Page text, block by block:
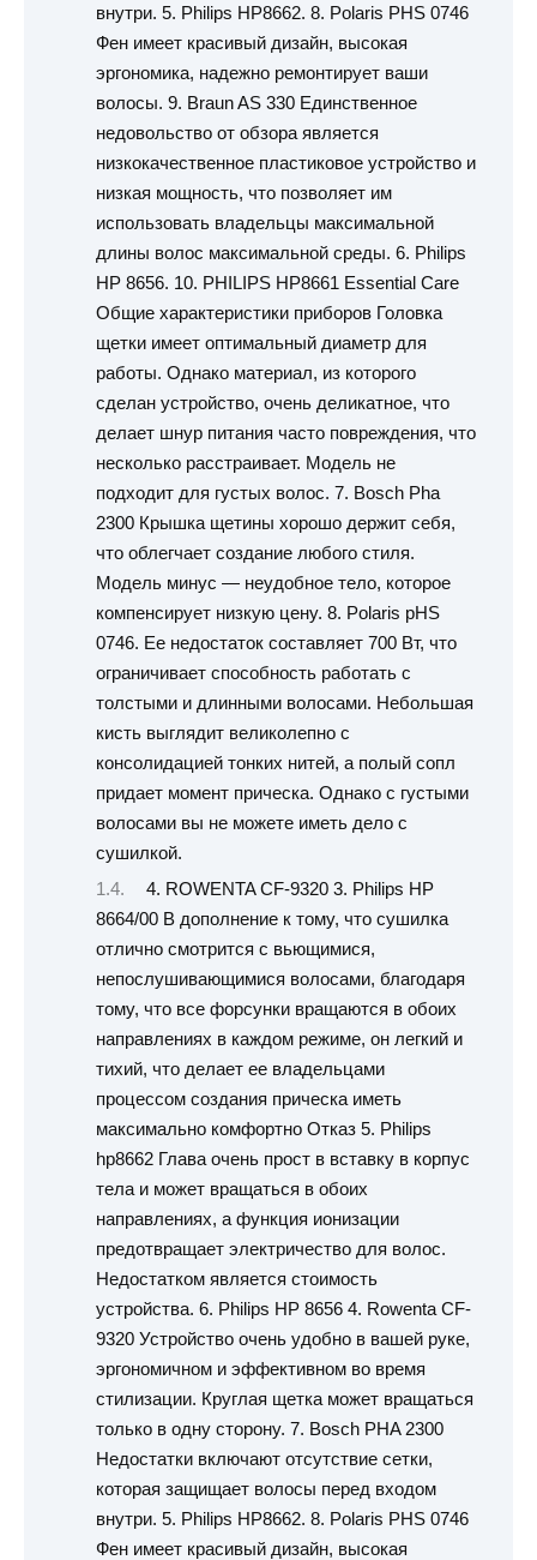
внутри. 5. Philips HP8662. 8. Polaris PHS 0746
Фен имеет красивый дизайн, высокая
эргономика, надежно ремонтирует ваши
волосы. 9. Braun AS 330 Единственное
недовольство от обзора является
низкокачественное пластиковое устройство и
низкая мощность, что позволяет им
использовать владельцы максимальной
длины волос максимальной среды. 6. Philips
HP 8656. 10. PHILIPS HP8661 Essential Care
Общие характеристики приборов Головка
щетки имеет оптимальный диаметр для
работы. Однако материал, из которого
сделан устройство, очень деликатное, что
делает шнур питания часто повреждения, что
несколько расстраивает. Модель не
подходит для густых волос. 7. Bosch Pha
2300 Крышка щетины хорошо держит себя,
что облегчает создание любого стиля.
Модель минус — неудобное тело, которое
компенсирует низкую цену. 8. Polaris pHS
0746. Ее недостаток составляет 700 Вт, что
ограничивает способность работать с
толстыми и длинными волосами. Небольшая
кисть выглядит великолепно с
консолидацией тонких нитей, а полый сопл
придает момент прическа. Однако с густыми
волосами вы не можете иметь дело с
сушилкой.
4. ROWENTA CF-9320 3. Philips HP
8664/00 В дополнение к тому, что сушилка
отлично смотрится с вьющимися,
непослушивающимися волосами, благодаря
тому, что все форсунки вращаются в обоих
направлениях в каждом режиме, он легкий и
тихий, что делает ее владельцами
процессом создания прическа иметь
максимально комфортно Отказ 5. Philips
hp8662 Глава очень прост в вставку в корпус
тела и может вращаться в обоих
направлениях, а функция ионизации
предотвращает электричество для волос.
Недостатком является стоимость
устройства. 6. Philips HP 8656 4. Rowenta CF-
9320 Устройство очень удобно в вашей руке,
эргономичном и эффективном во время
стилизации. Круглая щетка может вращаться
только в одну сторону. 7. Bosch PHA 2300
Недостатки включают отсутствие сетки,
которая защищает волосы перед входом
внутри. 5. Philips HP8662. 8. Polaris PHS 0746
Фен имеет красивый дизайн, высокая